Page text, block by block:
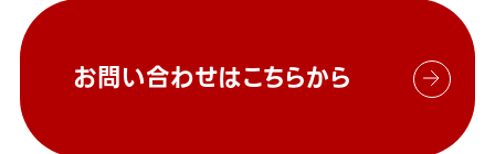
お問い合わせはこちらから